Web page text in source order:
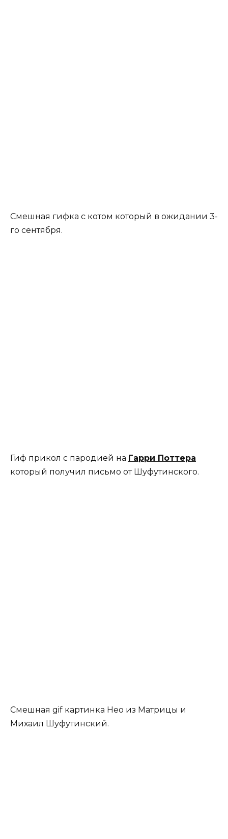
Смешная гифка с котом который в ожидании 3-
го сентября.
Гиф прикол с пародией на Гарри Поттера
который получил письмо от Шуфутинского.
Смешная gif картинка Нео из Матрицы и
Михаил Шуфутинский.